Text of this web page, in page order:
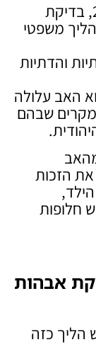
על פי חוק מידע גנטי, תשס"א–2001, בדיקת
משפטי
והדתיות
האב עלולה
שבהם
הזכות
חלופות
אבהות
הליך כזה